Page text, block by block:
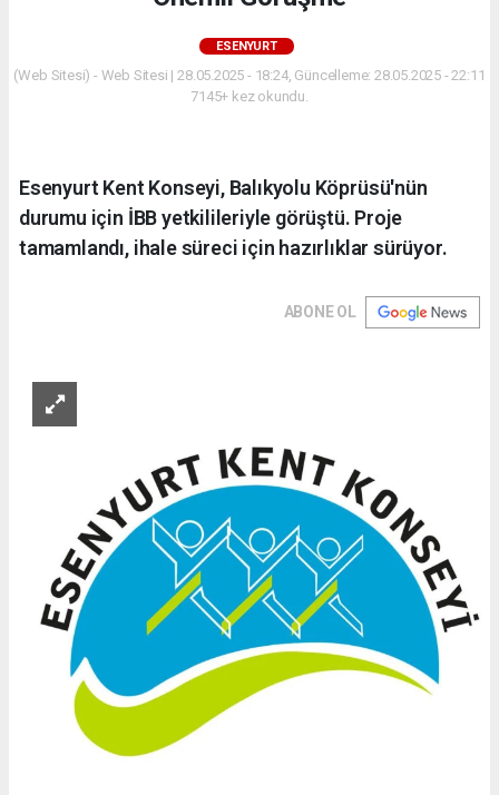
ESENYURT
(Web Sitesi) - Web Sitesi | 28.05.2025 - 18:24, Güncelleme: 28.05.2025 - 22:11
7145+ kez okundu.
Esenyurt Kent Konseyi, Balıkyolu Köprüsü'nün
durumu için İBB yetkilileriyle görüştü. Proje
tamamlandı, ihale süreci için hazırlıklar sürüyor.
ABONE OL